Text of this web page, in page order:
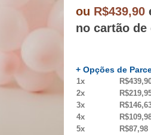
ou R$439,90
no cartão
+ Opções de
1x
2x
3x
4x
5x
R$87,98